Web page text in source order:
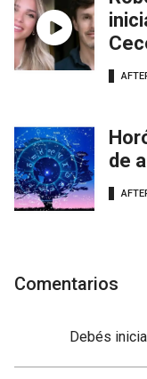
de
Comentarios
Debés